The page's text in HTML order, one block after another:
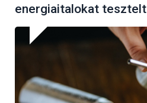
energiaitalokat tesztelt